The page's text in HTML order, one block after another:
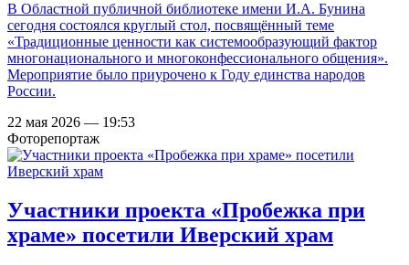
В Областной публичной библиотеке имени И.А. Бунина
сегодня состоялся круглый стол, посвящённый теме
«Традиционные ценности как системообразующий фактор
многонационального и многоконфессионального общения».
Мероприятие было приурочено к Году единства народов
России.
22 мая 2026 — 19:53
Фоторепортаж
Участники проекта «Пробежка при
храме» посетили Иверский храм